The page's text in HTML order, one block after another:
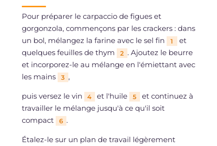
Pour préparer le carpaccio de figues et
gorgonzola, commençons par les crackers : dans
un bol, mélangez la farine avec le sel fin
1
et
quelques feuilles de thym
2 . Ajoutez le beurre
et incorporez-le au mélange en l'émiettant avec
les mains
3 ,
puis versez le vin 4 et l'huile 5
et continuez à
travailler le mélange jusqu'à ce qu'il soit
compact
6 .
Étalez-le sur un plan de travail légèrement